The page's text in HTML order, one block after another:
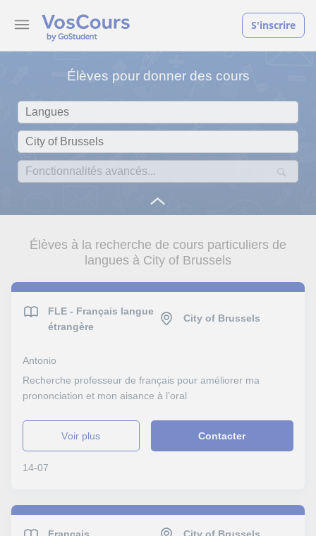
S'inscrire
Élèves pour donner des cours
Élèves à la recherche de cours particuliers de
langues à City of Brussels
FLE - Français langue
étrangère
City of Brussels
Antonio
Recherche professeur de français pour améliorer ma
prononciation et mon aisance à l’oral
voir plus Contacter
14-07